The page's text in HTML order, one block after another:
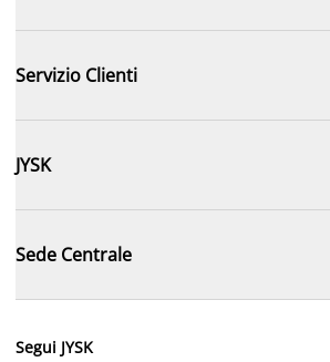
Servizio Clienti
JYSK
Sede Centrale
Segui JYSK